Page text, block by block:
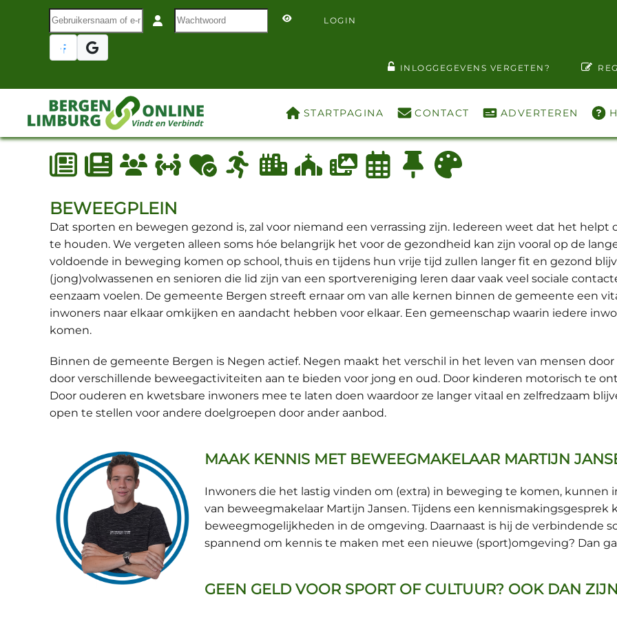
Terug naar hoofdinhoud
Gebruikersnaam of e-mail
LOGIN
INLOGGEGEVENS VERGETEN?
STARTPAGINA CONTACT ADVERTEREN
BEWEEGPLEIN
Dat sporten en bewegen gezond is, zal voor niemand een verrassing zijn. Iedereen weet dat het
te houden. We vergeten alleen soms hóe belangrijk het voor de gezondheid kan zijn vooral op de
voldoende in beweging komen op school, thuis en tijdens hun vrije tijd zullen langer fit en gezond
(jong)volwassenen en senioren die lid zijn van een sportvereniging leren daar vaak veel sociale
eenzaam voelen. De gemeente Bergen streeft ernaar om van alle kernen binnen de gemeente een
inwoners naar elkaar omkijken en aandacht hebben voor elkaar. Een gemeenschap waarin iedere
komen.
Binnen de gemeente Bergen is Negen actief. Negen maakt het verschil in het leven van mensen
door verschillende beweegactiviteiten aan te bieden voor jong en oud. Door kinderen motorisch te
Door ouderen en kwetsbare inwoners mee te laten doen waardoor ze langer vitaal en zelfredzaam
open te stellen voor andere doelgroepen door ander aanbod.
MAAK KENNIS MET BEWEEGMAKELAAR MARTIJN
Inwoners die het lastig vinden om (extra) in beweging te komen,
van beweegmakelaar Martijn Jansen. Tijdens een kennismakingsgesprek
beweegmogelijkheden in de omgeving. Daarnaast is hij de verbindende
spannend om kennis te maken met een nieuwe (sport)omgeving? Dan
GEEN GELD VOOR SPORT OF CULTUUR? OOK DAN